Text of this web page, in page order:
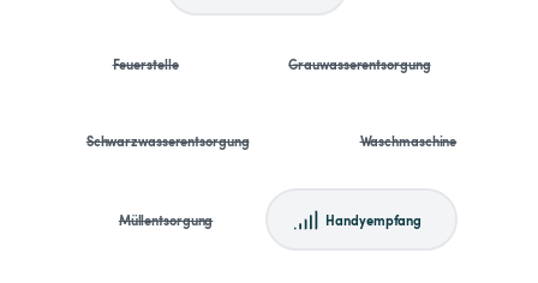
Feuerstelle Grauwasserentsorgung
Schwarzwasserentsorgung Waschmaschine
Müllentsorgung Handyempfang